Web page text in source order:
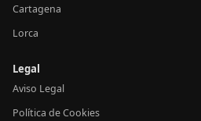
Cartagena
Lorca
Legal
Aviso Legal
Política de Cookies